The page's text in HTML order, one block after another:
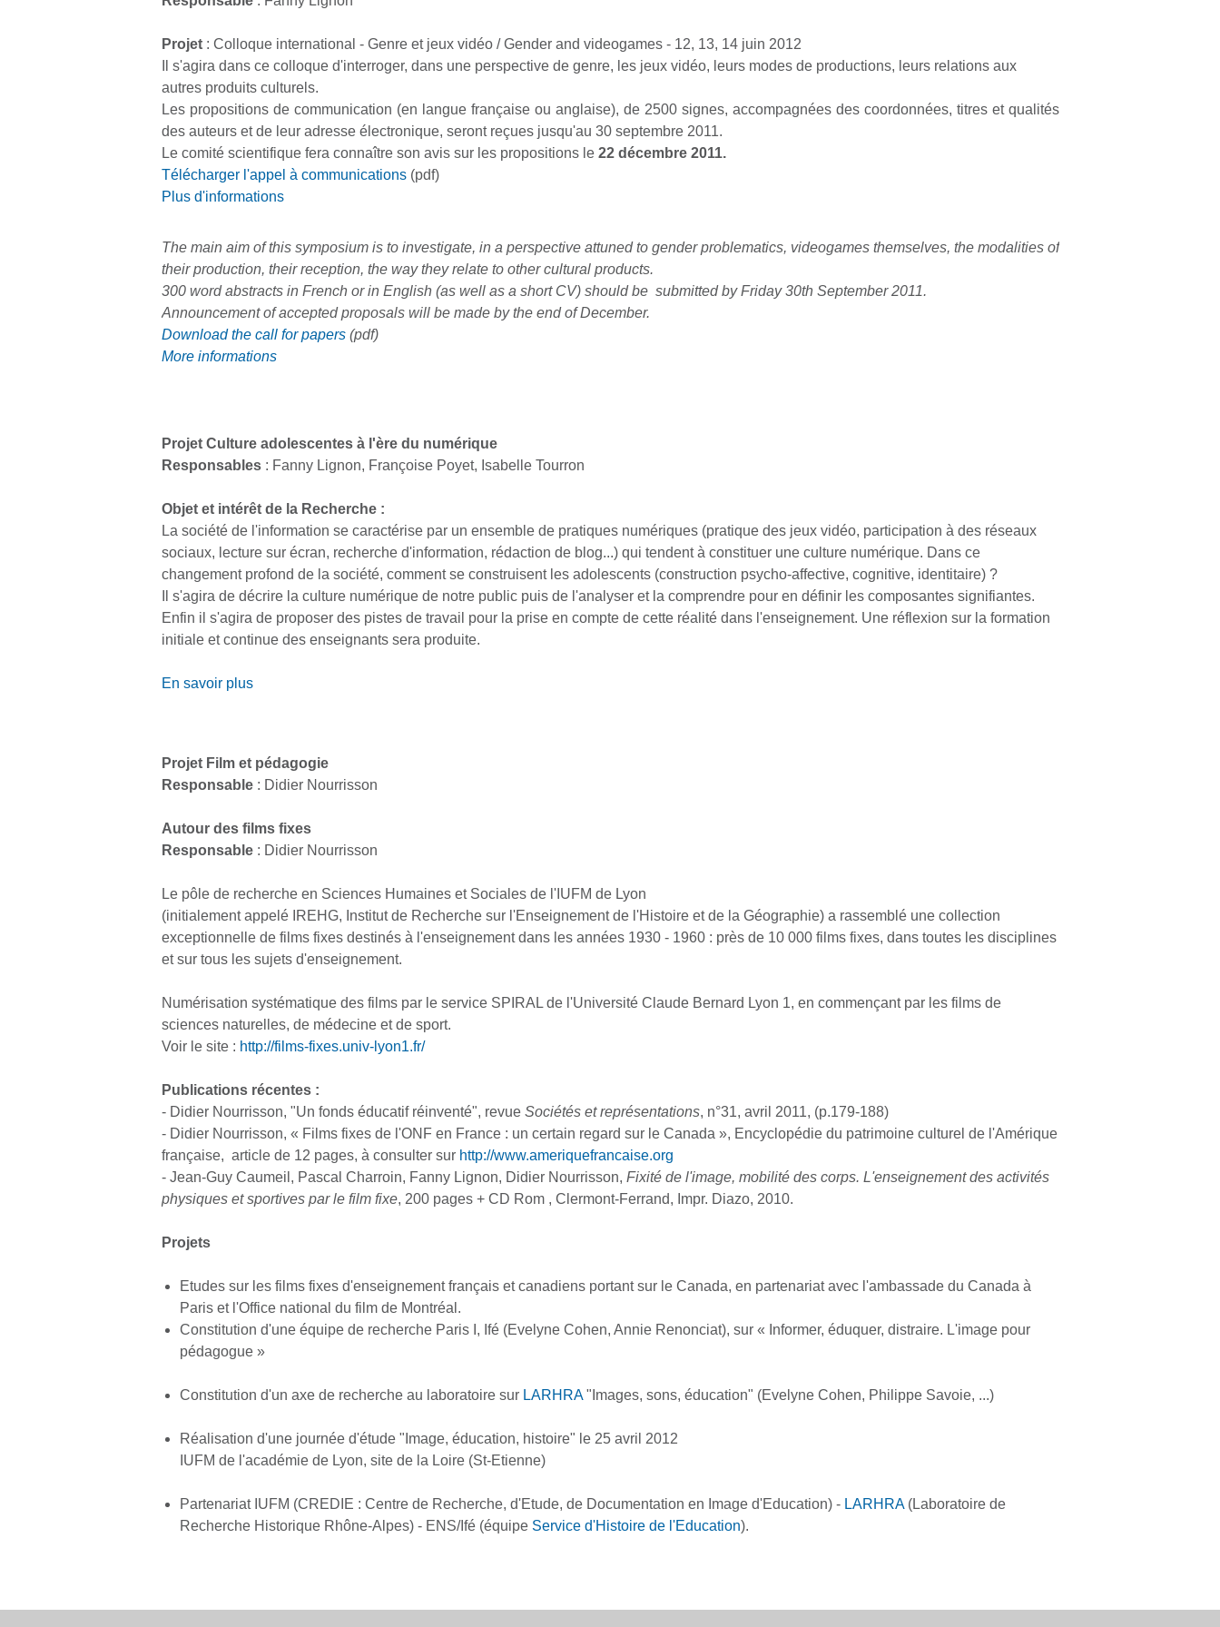
Projet : Colloque international - Genre et jeux vidéo / Gender and videogames - 12, 13, 14 juin 2012
Il s'agira dans ce colloque d'interroger, dans une perspective de genre, les jeux vidéo, leurs modes de productions, leurs relations aux
autres produits culturels.
Les propositions de communication (en langue française ou anglaise), de 2500 signes, accompagnées des coordonnées, titres et qualités
des auteurs et de leur adresse électronique, seront reçues jusqu'au 30 septembre 2011.
Le comité scientifique fera connaître son avis sur les propositions le 22 décembre 2011.
Télécharger l'appel à communications(pdf)
Plus d'informations
The main aim of this symposium is to investigate, in a perspective attuned to gender problematics, videogames themselves, the modalities of
their production, their reception, the way they relate to other cultural products.
300 word abstracts in French or in English (as well as a short CV) should be submitted by Friday 30th September 2011.
Announcement of accepted proposals will be made by the end of December.
Download the call for papers(pdf)
More informations
Projet Culture adolescentes à l'ère du numérique
Responsables : Fanny Lignon, Françoise Poyet, Isabelle Tourron
Objet et intérêt de la Recherche :
La société de l'information se caractérise par un ensemble de pratiques numériques (pratique des jeux vidéo, participation à des réseaux
sociaux, lecture sur écran, recherche d'information, rédaction de blog...) qui tendent à constituer une culture numérique. Dans ce
changement profond de la société, comment se construisent les adolescents (construction psycho-affective, cognitive, identitaire) ?
Il s'agira de décrire la culture numérique de notre public puis de l'analyser et la comprendre pour en définir les composantes signifiantes.
Enfin il s'agira de proposer des pistes de travail pour la prise en compte de cette réalité dans l'enseignement. Une réflexion sur la formation
initiale et continue des enseignants sera produite.
En savoir plus
Projet Film et pédagogie
Responsable : Didier Nourrisson
Autour des films fixes
Responsable : Didier Nourrisson
Le pôle de recherche en Sciences Humaines et Sociales de l'IUFM de Lyon
(initialement appelé IREHG, Institut de Recherche sur l'Enseignement de l'Histoire et de la Géographie) a rassemblé une collection
exceptionnelle de films fixes destinés à l'enseignement dans les années 1930 - 1960 : près de 10 000 films fixes, dans toutes les disciplines
et sur tous les sujets d'enseignement.
Numérisation systématique des films par le service SPIRAL de l'Université Claude Bernard Lyon 1, en commençant par les films de
sciences naturelles, de médecine et de sport.
Voir le site : http://films-fixes.univ-lyon1.fr/
Publications récentes :
- Didier Nourrisson, "Un fonds éducatif réinventé", revue Sociétés et représentations, n°31, avril 2011, (p.179-188)
- Didier Nourrisson, « Films fixes de l'ONF en France : un certain regard sur le Canada », Encyclopédie du patrimoine culturel de l'Amérique
française, article de 12 pages, à consulter sur http://www.ameriquefrancaise.org
- Jean-Guy Caumeil, Pascal Charroin, Fanny Lignon, Didier Nourrisson, Fixité de l'image, mobilité des corps. L'enseignement des activités
physiques et sportives par le film fixe, 200 pages + CD Rom , Clermont-Ferrand, Impr. Diazo, 2010.
Projets
Etudes sur les films fixes d'enseignement français et canadiens portant sur le Canada, en partenariat avec l'ambassade du Canada à
Paris et l'Office national du film de Montréal.
Constitution d'une équipe de recherche Paris I, Ifé (Evelyne Cohen, Annie Renonciat), sur « Informer, éduquer, distraire. L'image pour
pédagogue »
Constitution d'un axe de recherche au laboratoire sur LARHRA"Images, sons, éducation" (Evelyne Cohen, Philippe Savoie, ...)
Réalisation d'une journée d'étude "Image, éducation, histoire" le 25 avril 2012
IUFM de l'académie de Lyon, site de la Loire (St-Etienne)
Partenariat IUFM (CREDIE : Centre de Recherche, d'Etude, de Documentation en Image d'Education) - LARHRA (Laboratoire de
Recherche Historique Rhône-Alpes) - ENS/Ifé (équipe Service d'Histoire de l'Education).